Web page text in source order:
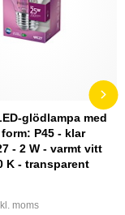
glödlampa med
P45 - klar
- 2 W - varmt vitt
K - transparent
moms